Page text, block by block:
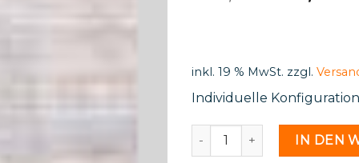
inkl. 19 % MwSt. zzgl.
Individuelle Konfiguration
H 06 17b - 2214529 Menge
IN DEN